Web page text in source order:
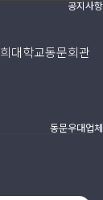
공지사항
동문우대업체
대학교동문회관